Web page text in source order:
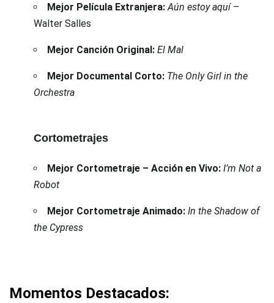
Mejor Película Extranjera: Aún estoy aquí–
Walter Salles
Mejor Canción Original: El Mal
Mejor Documental Corto: The Only Girl in the
Orchestra
Cortometrajes
Mejor Cortometraje – Acción en Vivo: I’m Not a
Robot
Mejor Cortometraje Animado: In the Shadow of
the Cypress
Momentos Destacados: